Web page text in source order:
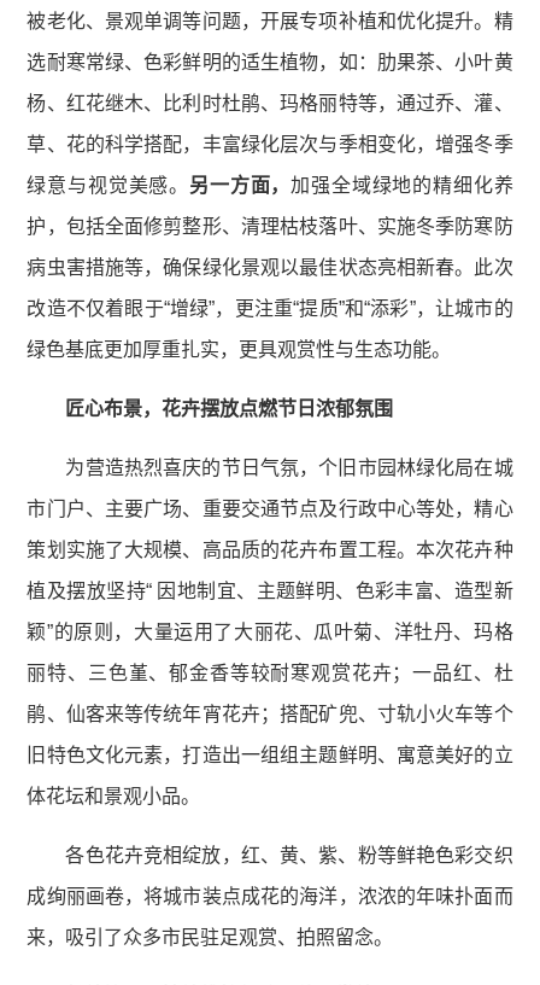
被老化、景观单调等问题，开展专项补植和优化提升。精
选耐寒常绿、色彩鲜明的适生植物，如：肋果茶、小叶黄
杨、红花继木、比利时杜鹃、玛格丽特等，通过乔、灌、
草、花的科学搭配，丰富绿化层次与季相变化，增强冬季
绿意与视觉美感。 另一方面，加强全域绿地的精细化养
护，包括全面修剪整形、清理枯枝落叶、实施冬季防寒防
病虫害措施等，确保绿化景观以最佳状态亮相新春。此次
改造不仅着眼于“增绿”，更注重“提质”和“添彩”，让城市的
绿色基底更加厚重扎实，更具观赏性与生态功能。
匠心布景，花卉摆放点燃节日浓郁氛围
为营造热烈喜庆的节日气氛，个旧市园林绿化局在城
市门户、主要广场、重要交通节点及行政中心等处，精心
策划实施了大规模、高品质的花卉布置工程。本次花卉种
植及摆放坚持“ 因地制宜、主题鲜明、色彩丰富、造型新
颖”的原则，大量运用了大丽花、瓜叶菊、洋牡丹、玛格
丽特、三色堇、郁金香等较耐寒观赏花卉；一品红、杜
鹃、仙客来等传统年宵花卉；搭配矿兜、寸轨小火车等个
旧特色文化元素，打造出一组组主题鲜明、寓意美好的立
体花坛和景观小品。
各色花卉竞相绽放，红、黄、紫、粉等鲜艳色彩交织
成绚丽画卷，将城市装点成花的海洋，浓浓的年味扑面而
来，吸引了众多市民驻足观赏、拍照留念。